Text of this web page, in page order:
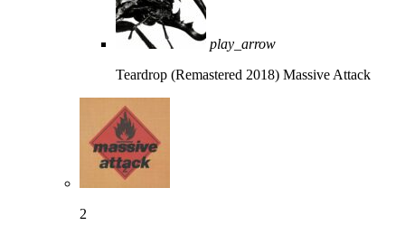
play_arrow
Teardrop (Remastered 2018) Massive Attack
2